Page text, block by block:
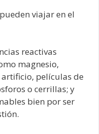
viajar en el
reactivas
magnesio,
películas de
o cerrillas; y
bien por ser